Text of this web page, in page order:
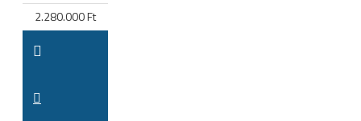
2.280.000 Ft